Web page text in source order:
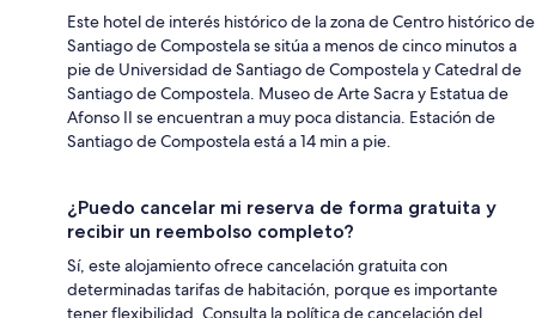
Este hotel de interés histórico de la zona de Centro histórico de
Santiago de Compostela se sitúa a menos de cinco minutos a
pie de Universidad de Santiago de Compostela y Catedral de
Santiago de Compostela. Museo de Arte Sacra y Estatua de
Afonso II se encuentran a muy poca distancia. Estación de
Santiago de Compostela está a 14 min a pie.
¿Puedo cancelar mi reserva de forma gratuita y
recibir un reembolso completo?
Sí, este alojamiento ofrece cancelación gratuita con
determinadas tarifas de habitación, porque es importante
tener flexibilidad. Consulta la política de cancelación del